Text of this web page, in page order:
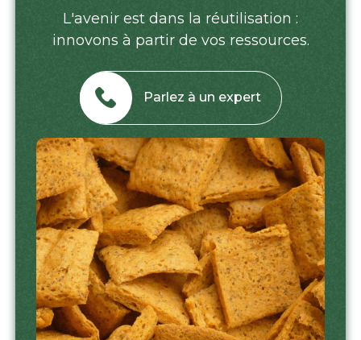
L'avenir est dans la réutilisation :
innovons à partir de vos ressources.
Parlez à un expert